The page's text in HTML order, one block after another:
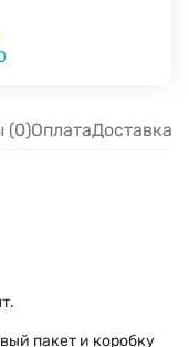
(0)ОплатаДоставка
пакет и коробку